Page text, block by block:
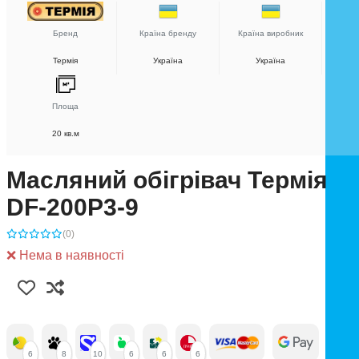
Бренд
Термія
Країна бренду
Україна
Країна виробник
Україна
Площа
20 кв.м
Масляний обігрівач Термія
DF-200P3-9
(0)
❌ Нема в наявності
6 8 10 6 6 6